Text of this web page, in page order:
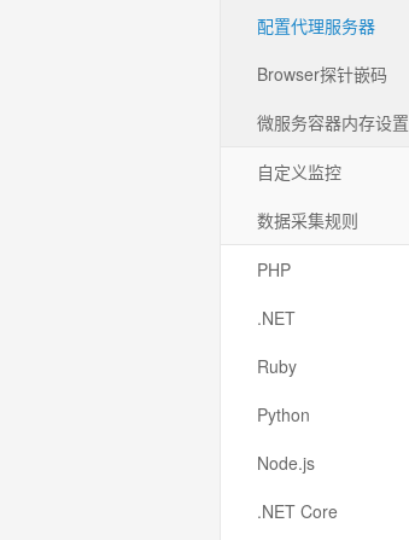
配置代理服务器
Browser探针嵌码
微服务容器内存设置
自定义监控
数据采集规则
PHP
.NET
Ruby
Python
Node.js
.NET Core